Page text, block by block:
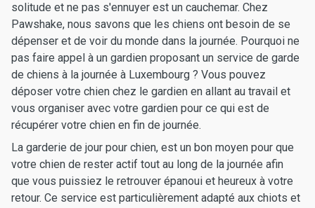
solitude et ne pas s'ennuyer est un cauchemar. Chez
Pawshake, nous savons que les chiens ont besoin de se
dépenser et de voir du monde dans la journée. Pourquoi ne
pas faire appel à un gardien proposant un service de garde
de chiens à la journée à Luxembourg ? Vous pouvez
déposer votre chien chez le gardien en allant au travail et
vous organiser avec votre gardien pour ce qui est de
récupérer votre chien en fin de journée.
La garderie de jour pour chien, est un bon moyen pour que
votre chien de rester actif tout au long de la journée afin
que vous puissiez le retrouver épanoui et heureux à votre
retour. Ce service est particulièrement adapté aux chiots et